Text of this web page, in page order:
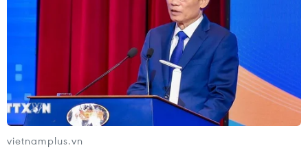
2020 có chiều dài hơn 260km sẽ được Bộ Giao thông
Vận tải đặt mục tiêu hoàn thành trước ngày 30/4.
vietnamplus.vn